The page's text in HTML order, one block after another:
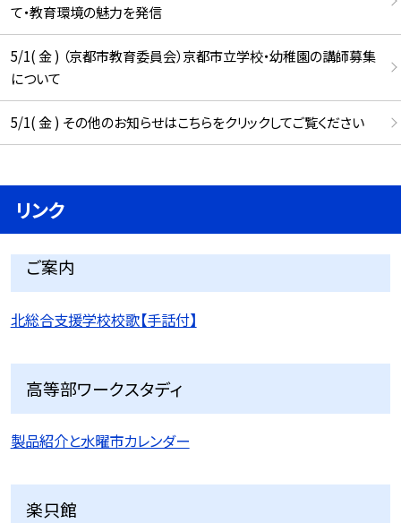
て・教育環境の魅力を発信
5/1( 金 ) （京都市教育委員会）京都市立学校・幼稚園の講師募集
について
5/1( 金 ) その他のお知らせはこちらをクリックしてご覧ください
リンク
ご案内
北総合支援学校校歌【手話付】
高等部ワークスタディ
製品紹介と水曜市カレンダー
楽只館